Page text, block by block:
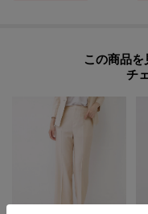
この商品
チ